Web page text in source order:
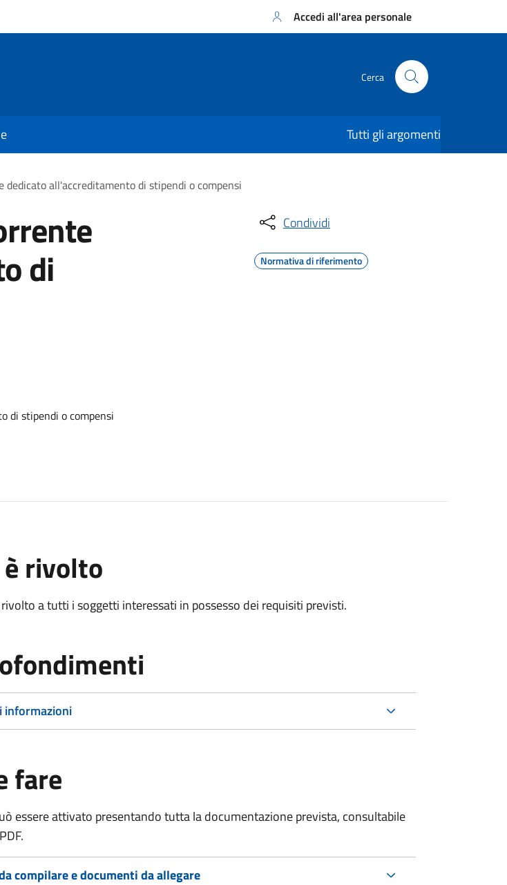
Accedi all'area personale
Cerca
Tutti gli argomenti
dedicato all'accreditamento di stipendi o compensi
di
di stipendi o compensi
Condividi
Normativa di riferimento
rivolto
a tutti i soggetti interessati in possesso dei requisiti previsti.
informazioni
fare
essere attivato presentando tutta la documentazione prevista, consultabile
compilare e documenti da allegare